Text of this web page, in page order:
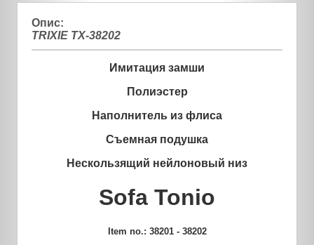
Опис:
TRIXIE TX-38202
Имитация замши
Полиэстер
Наполнитель из флиса
Съемная подушка
Нескользящий нейлоновый низ
Sofa Tonio
Item no.: 38201 - 38202